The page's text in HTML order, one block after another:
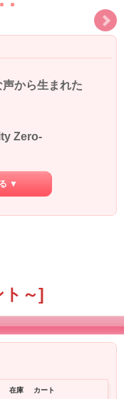
声から生まれた
Zero-
▼
～]
在庫 カート